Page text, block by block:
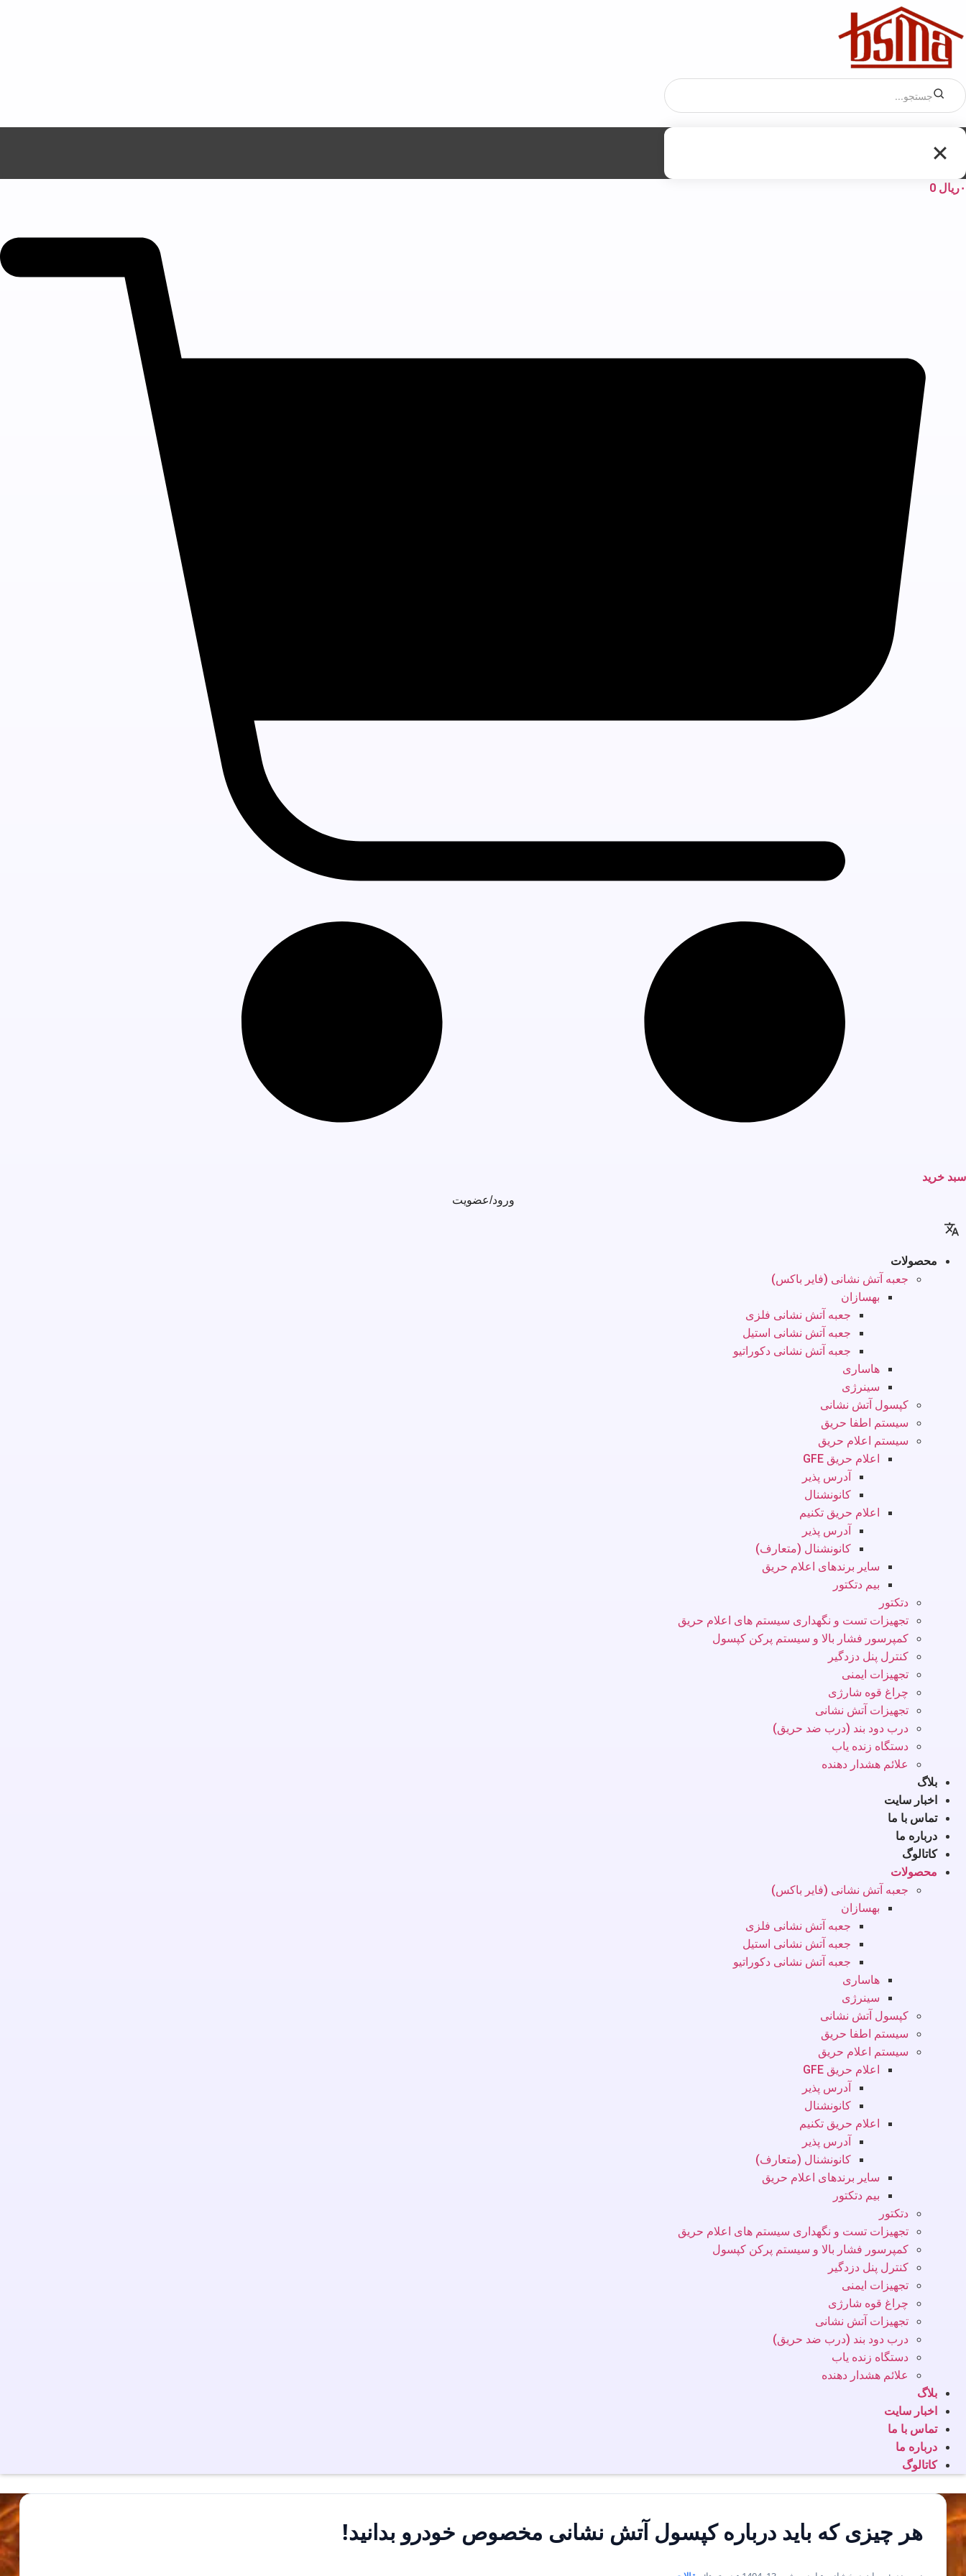
۰ریال 0
سبد خرید
ورود/عضویت
محصولات
جعبه آتش نشانی (فایر باکس)
بهسازان
جعبه آتش نشانی فلزی
جعبه آتش نشانی استیل
جعبه آتش نشانی دکوراتیو
هاساری
سینرژی
کپسول آتش نشانی
سیستم اطفا حریق
سیستم اعلام حریق
اعلام حریق GFE
آدرس پذیر
کانونشنال
اعلام حریق تکنیم
آدرس پذیر
کانونشنال (متعارف)
سایر برندهای اعلام حریق
بیم دتکتور
دتکتور
تجهیزات تست و نگهداری سیستم های اعلام حریق
کمپرسور فشار بالا و سیستم پرکن کپسول
کنترل پنل دزدگیر
تجهیزات ایمنی
چراغ قوه شارژی
تجهیزات آتش نشانی
درب دود بند (درب ضد حریق)
دستگاه زنده یاب
علائم هشدار دهنده
بلاگ
اخبار سایت
تماس با ما
درباره ما
کاتالوگ
محصولات
جعبه آتش نشانی (فایر باکس)
بهسازان
جعبه آتش نشانی فلزی
جعبه آتش نشانی استیل
جعبه آتش نشانی دکوراتیو
هاساری
سینرژی
کپسول آتش نشانی
سیستم اطفا حریق
سیستم اعلام حریق
اعلام حریق GFE
آدرس پذیر
کانونشنال
اعلام حریق تکنیم
آدرس پذیر
کانونشنال (متعارف)
سایر برندهای اعلام حریق
بیم دتکتور
دتکتور
تجهیزات تست و نگهداری سیستم های اعلام حریق
کمپرسور فشار بالا و سیستم پرکن کپسول
کنترل پنل دزدگیر
تجهیزات ایمنی
چراغ قوه شارژی
تجهیزات آتش نشانی
درب دود بند (درب ضد حریق)
دستگاه زنده یاب
علائم هشدار دهنده
بلاگ
اخبار سایت
تماس با ما
درباره ما
کاتالوگ
هر چیزی که باید درباره کپسول آتش نشانی مخصوص خودرو بدانید!